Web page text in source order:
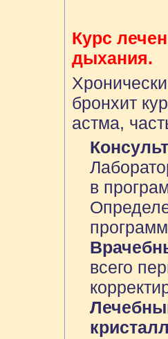
Курс
дыхания.
бронхит
астма,
в
всего